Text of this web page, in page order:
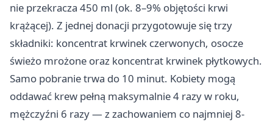
nie przekracza 450 ml (ok. 8–9% objętości krwi
krążącej). Z jednej donacji przygotowuje się trzy
składniki: koncentrat krwinek czerwonych, osocze
świeżo mrożone oraz koncentrat krwinek płytkowych.
Samo pobranie trwa do 10 minut. Kobiety mogą
oddawać krew pełną maksymalnie 4 razy w roku,
mężczyźni 6 razy — z zachowaniem co najmniej 8-